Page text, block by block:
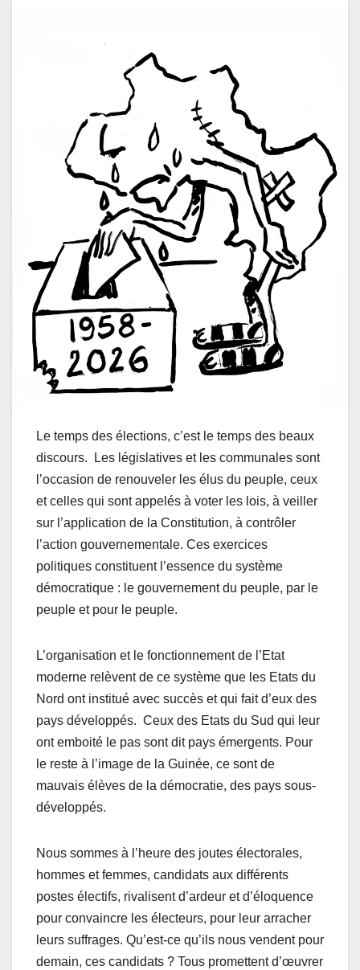
Le temps des élections, c’est le temps des beaux
discours. Les législatives et les communales sont
l’occasion de renouveler les élus du peuple, ceux
et celles qui sont appelés à voter les lois, à veiller
sur l’application de la Constitution, à contrôler
l’action gouvernementale. Ces exercices
politiques constituent l’essence du système
démocratique : le gouvernement du peuple, par le
peuple et pour le peuple.
L’organisation et le fonctionnement de l’Etat
moderne relèvent de ce système que les Etats du
Nord ont institué avec succès et qui fait d’eux des
pays développés. Ceux des Etats du Sud qui leur
ont emboité le pas sont dit pays émergents. Pour
le reste à l’image de la Guinée, ce sont de
mauvais élèves de la démocratie, des pays sous-
développés.
Nous sommes à l’heure des joutes électorales,
hommes et femmes, candidats aux différents
postes électifs, rivalisent d’ardeur et d’éloquence
pour convaincre les électeurs, pour leur arracher
leurs suffrages. Qu’est-ce qu’ils nous vendent pour
demain, ces candidats ? Tous promettent d’œuvrer